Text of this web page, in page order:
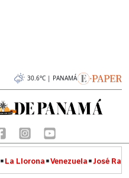
30.6°C | PANAMÁ
La Llorona Venezuela José